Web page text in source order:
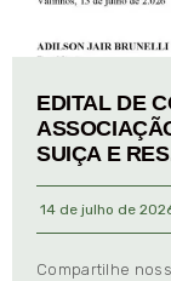
EDITAL DE
SUIÇA E
14 de julho de
Compartilhe